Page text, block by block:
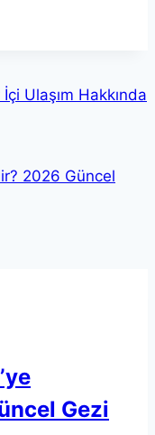
Ulaşım Hakkında
2026 Güncel
Gezi